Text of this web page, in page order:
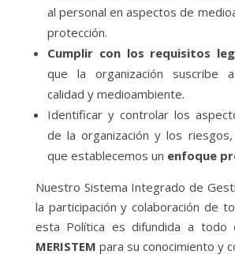
al personal en aspectos de
protección.
Cumplir con los requisitos
que la organización suscribe
calidad y medioambiente.
Identificar y controlar los
de la organización y los
que establecemos un enfoque
Nuestro Sistema Integrado de
la participación y colaboración de
esta Política es difundida a todo
MERISTEM para su conocimiento y